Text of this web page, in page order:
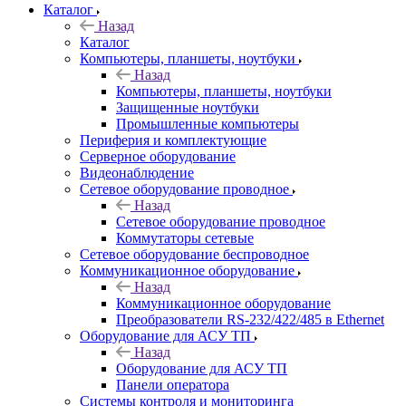
Каталог
Назад
Каталог
Компьютеры, планшеты, ноутбуки
Назад
Компьютеры, планшеты, ноутбуки
Защищенные ноутбуки
Промышленные компьютеры
Периферия и комплектующие
Серверное оборудование
Видеонаблюдение
Сетевое оборудование проводное
Назад
Сетевое оборудование проводное
Коммутаторы сетевые
Сетевое оборудование беспроводное
Коммуникационное оборудование
Назад
Коммуникационное оборудование
Преобразователи RS-232/422/485 в Ethernet
Оборудование для АСУ ТП
Назад
Оборудование для АСУ ТП
Панели оператора
Системы контроля и мониторинга